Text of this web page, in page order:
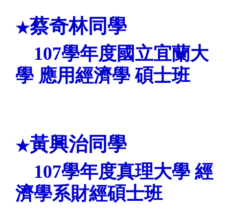
★蔡奇林同學
107學年度國立宜蘭大
學 應用經濟學 碩士班
★黃興治同學
107學年度真理大學 經
濟學系財經碩士班